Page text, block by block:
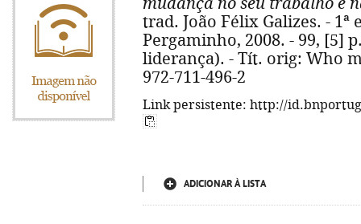
trad. João Félix Galizes. - 1ª
Pergaminho, 2008. - 99, [5]
liderança). - Tít. orig: Who
972-711-496-2
Link persistente: http://
ADICIONAR À LISTA